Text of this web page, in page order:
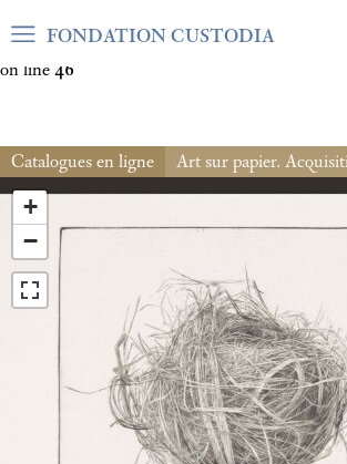
Warning: Undefined array key "var_mode" in
on line 46
FONDATION CUSTODIA
Catalogues en ligne Art sur papier.
+
−